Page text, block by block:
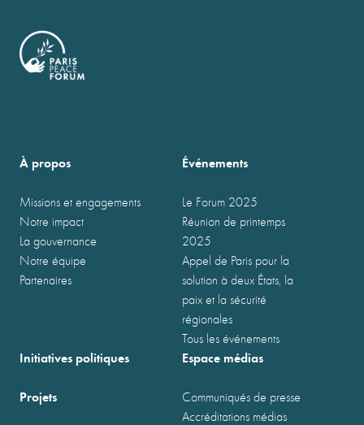
À propos
Missions et engagements
Notre impact
La gouvernance
Notre équipe
Partenaires
Événements
Le Forum 2025
Réunion de printemps
2025
Appel de Paris pour la
solution à deux États, la
paix et la sécurité
régionales
Tous les événements
Initiatives politiques
Projets
Espace médias
Communiqués de presse
Accréditations médias